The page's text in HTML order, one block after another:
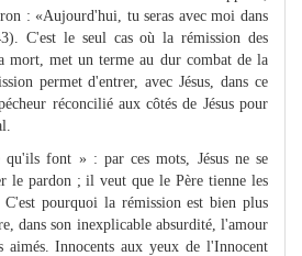
: «Aujourd'hui, tu seras avec moi dans
C'est le seul cas où la rémission des
mort, met un terme au dur combat de la
permet d'entrer, avec Jésus, dans ce
réconcilié aux côtés de Jésus pour
font » : par ces mots, Jésus ne se
le pardon ; il veut que le Père tienne les
C'est pourquoi la rémission est bien plus
dans son inexplicable absurdité, l'amour
aimés. Innocents aux yeux de l'Innocent